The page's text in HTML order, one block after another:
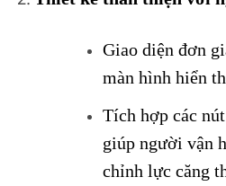
Giao diện đơn
màn hình hiển
Tích hợp các
giúp người vận
chỉnh lực căng